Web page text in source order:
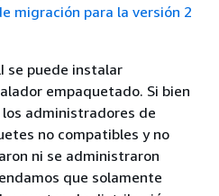
migración para la versión 2
se puede instalar
empaquetado. Si bien
administradores de
no compatibles y no
ni se administraron
que solamente